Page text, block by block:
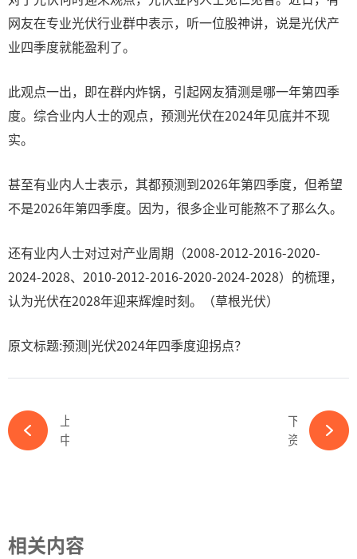
网友在专业光伏行业群中表示，听一位股神讲，说是光伏产
业四季度就能盈利了。
此观点一出，即在群内炸锅，引起网友猜测是哪一年第四季
度。综合业内人士的观点，预测光伏在2024年见底并不现
实。
甚至有业内人士表示，其都预测到2026年第四季度，但希望
不是2026年第四季度。因为，很多企业可能熬不了那么久。
还有业内人士对过对产业周期（2008-2012-2016-2020-
2024-2028、2010-2012-2016-2020-2024-2028）的梳理，
认为光伏在2028年迎来辉煌时刻。（草根光伏）
原文标题:预测|光伏2024年四季度迎拐点？
下一篇
资本 | 光伏第一股重回2000亿，是时候进场了？-必赢体育官网网站
相关内容